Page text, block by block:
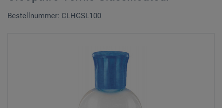
Bestellnummer: CLHGSL100